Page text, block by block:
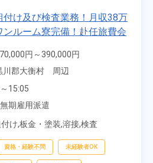
付け及び検査業務！月収38万
ルーム寮完備！赴任旅費会
！昇給＆業績賞与あり！
駐車場あり！カップルでの
村》
円～390,000円
円～1,700円
川郡大衡村　周辺
15:05
00:40
～01:10
16:40
期雇用派遣
け,板金・塗装,溶接,検査
資格・経験不問 未経験者OK